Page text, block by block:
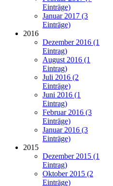
Einträge)
Januar 2017 (3
Einträge)
2016
Dezember 2016 (1
Eintrag)
August 2016 (1
Eintrag)
Juli 2016 (2
Einträge)
Juni 2016 (1
Eintrag)
Februar 2016 (3
Einträge)
Januar 2016 (3
Einträge)
2015
Dezember 2015 (1
Eintrag)
Oktober 2015 (2
Einträge)